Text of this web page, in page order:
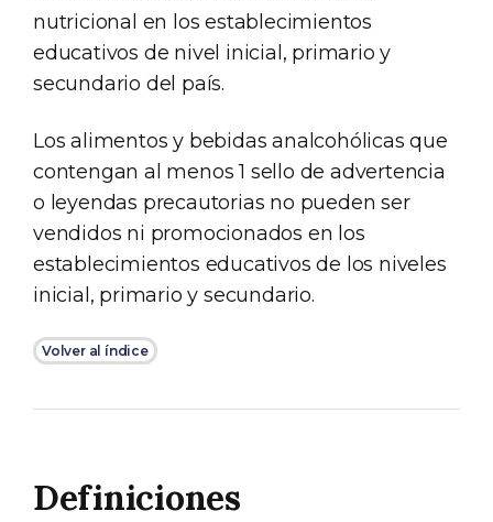
nutricional en los establecimientos
educativos de nivel inicial, primario y
secundario del país.
Los alimentos y bebidas analcohólicas que
contengan al menos 1 sello de advertencia
o leyendas precautorias no pueden ser
vendidos ni promocionados en los
establecimientos educativos de los niveles
inicial, primario y secundario.
Volver al índice
Definiciones